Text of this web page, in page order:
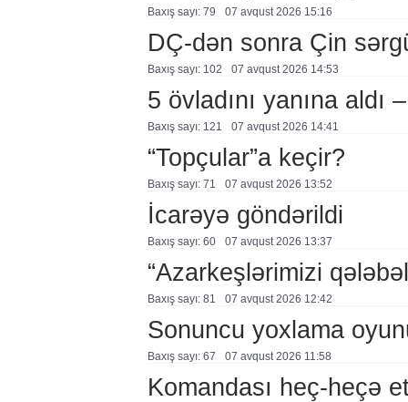
Baxış sayı: 79 07 avqust 2026 15:16
DÇ-dən sonra Çin
Baxış sayı: 102 07 avqust 2026 14:53
5 övladını yanına aldı
Baxış sayı: 121 07 avqust 2026 14:41
“Topçular”a keçir?
Baxış sayı: 71 07 avqust 2026 13:52
İcarəyə göndərildi
Baxış sayı: 60 07 avqust 2026 13:37
“Azarkeşlərimizi
Baxış sayı: 81 07 avqust 2026 12:42
Sonuncu yoxlama
Baxış sayı: 67 07 avqust 2026 11:58
Komandası heç-heçə